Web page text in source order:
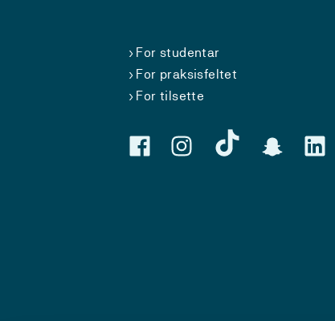
For studentar
For praksisfeltet
For tilsette